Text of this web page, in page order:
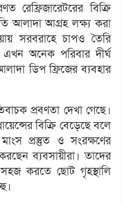
রেফ্রিজারেটরের বিক্রি
আলাদা আগ্রহ লক্ষ্য করা
সরবরাহে চাপও তৈরি
এখন অনেক পরিবার দীর্ঘ
ডিপ ফ্রিজের ব্যবহার
প্রবণতা দেখা গেছে।
বিক্রি বেড়েছে বলে
প্রস্তুত ও সংরক্ষণের
ব্যবসায়ীরা। তাদের
করতে ছোট গৃহস্থালি